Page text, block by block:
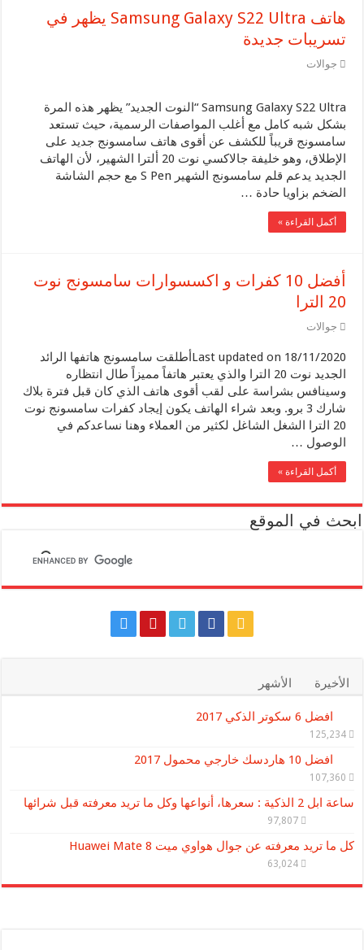
هاتف Samsung Galaxy S22 Ultra يظهر في
تسريبات جديدة
جوالات
Samsung Galaxy S22 Ultra “النوت الجديد” يظهر هذه المرة
بشكل شبه كامل مع أغلب المواصفات الرسمية، حيث تستعد
سامسونج قريباً للكشف عن أقوى هاتف سامسونج جديد على
الإطلاق، وهو خليفة جالاكسي نوت 20 ألترا الشهير، لأن الهاتف
الجديد يدعم قلم سامسونج الشهير S Pen مع حجم الشاشة
الضخم بزاويا حادة …
أكمل القراءة »
أفضل 10 كفرات و اكسسوارات سامسونج نوت
20 الترا
جوالات
Last updated on 18/11/2020أطلقت سامسونج هاتفها الرائد
الجديد نوت 20 الترا والذي يعتبر هاتفاً مميزاً طال انتظاره
وسينافس بشراسة على لقب أقوى هاتف الذي كان قبل فترة بلاك
شارك 3 برو. وبعد شراء الهاتف يكون إيجاد كفرات سامسونج نوت
20 الترا الشغل الشاغل لكثير من العملاء وهنا نساعدكم في
الوصول …
أكمل القراءة »
ابحث في الموقع
الأخيرة الأشهر
افضل 6 سكوتر الذكي 2017
125,234
افضل 10 هاردسك خارجي محمول 2017
107,360
ساعة ابل 2 الذكية : سعرها، أنواعها وكل ما تريد معرفته قبل شرائها
97,807
كل ما تريد معرفته عن جوال هواوي ميت Huawei Mate 8
63,024